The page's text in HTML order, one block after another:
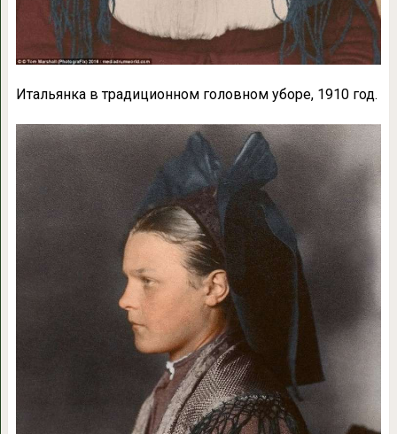
Итальянка в традиционном головном уборе, 1910 год.